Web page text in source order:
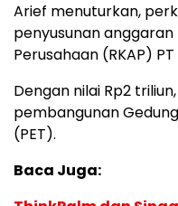
Arief menuturkan,
penyusunan
Perusahaan (RKAP)
Dengan nilai Rp2
pembangunan
(PET).
Baca Juga: